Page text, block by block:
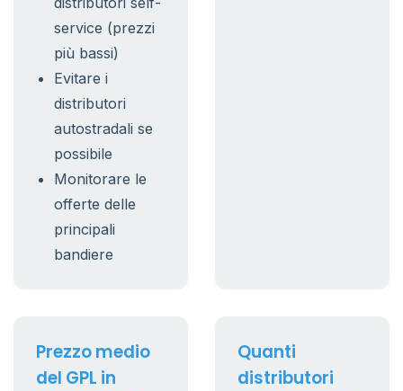
service (prezzi
più bassi)
Evitare i
distributori
autostradali se
possibile
Monitorare le
offerte delle
principali
bandiere
Prezzo medio
del GPL in
Quanti
distributori